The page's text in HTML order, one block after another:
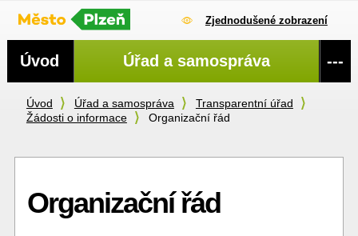
Zjednodušené zobrazení
Úvod Úřad a samospráva
Transparentní úřad
Žádosti o informace
Organizační řád
Organizační řád
Navigace
Úvod Úřad a samospráva ---